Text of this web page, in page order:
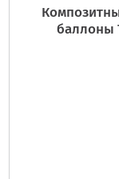
баллоны